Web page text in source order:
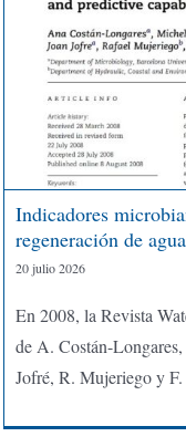
Indicadores
regeneración de agua
20 julio 2026
En 2008, la Revista
de A. Costán-
Jofré, R. Mujeriego y